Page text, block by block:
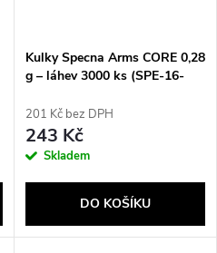
Kulky Specna Arms CORE 0,28
g – láhev 3000 ks (SPE-16-
201 Kč bez DPH
243 Kč
Skladem
DO KOŠÍKU